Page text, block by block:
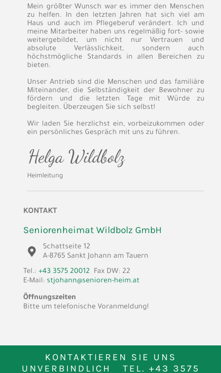
Mein größter Wunsch war es immer den Menschen
zu helfen. In den letzten Jahren hat sich viel am
Haus und auch im Pflegeberuf verändert. Ich und
meine Mitarbeiter haben uns regelmäßig fort- sowie
weitergebildet, um nicht nur Vertrauen und
absolute Verlässlichkeit, sondern auch
höchstmögliche Standards in allen Bereichen zu
bieten.
Unser Antrieb sind die Menschen und das familiäre
Miteinander, die Selbständigkeit der Bewohner zu
fördern und die letzten Tage mit Würde zu
begleiten. Überzeugen Sie sich selbst!
Wir laden Sie herzlichst ein, vorbeizukommen oder
ein persönliches Gespräch mit uns zu führen.
Heimleitung
KONTAKT
Seniorenheimat Wildbolz GmbH
Schattseite 12
A-8765 Sankt Johann am Tauern
Tel.: +43 3575 20012 Fax DW: 22
E-Mail: stjohann@senioren-heim.at
Öffnungszeiten
Bitte um telefonische Voranmeldung!
KONTAKTIEREN SIE UNS
UNVERBINDLICH TEL. +43 3575